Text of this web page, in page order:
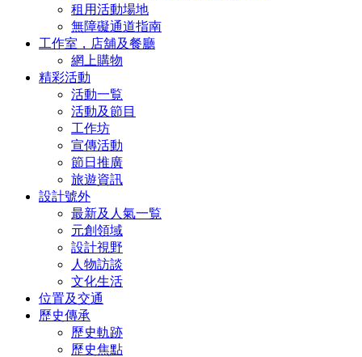
租用活動場地
無障礙通道指南
工作室，店舖及餐廳
網上購物
精彩活動
活動一覧
活動及節目
工作坊
宣傳活動
節日推廣
旅遊資訊
設計號外
最新及人氣一覧
元創領域
設計視野
人物訪談
文化生活
位置及交通
歷史傳承
歷史軌跡
歷史焦點